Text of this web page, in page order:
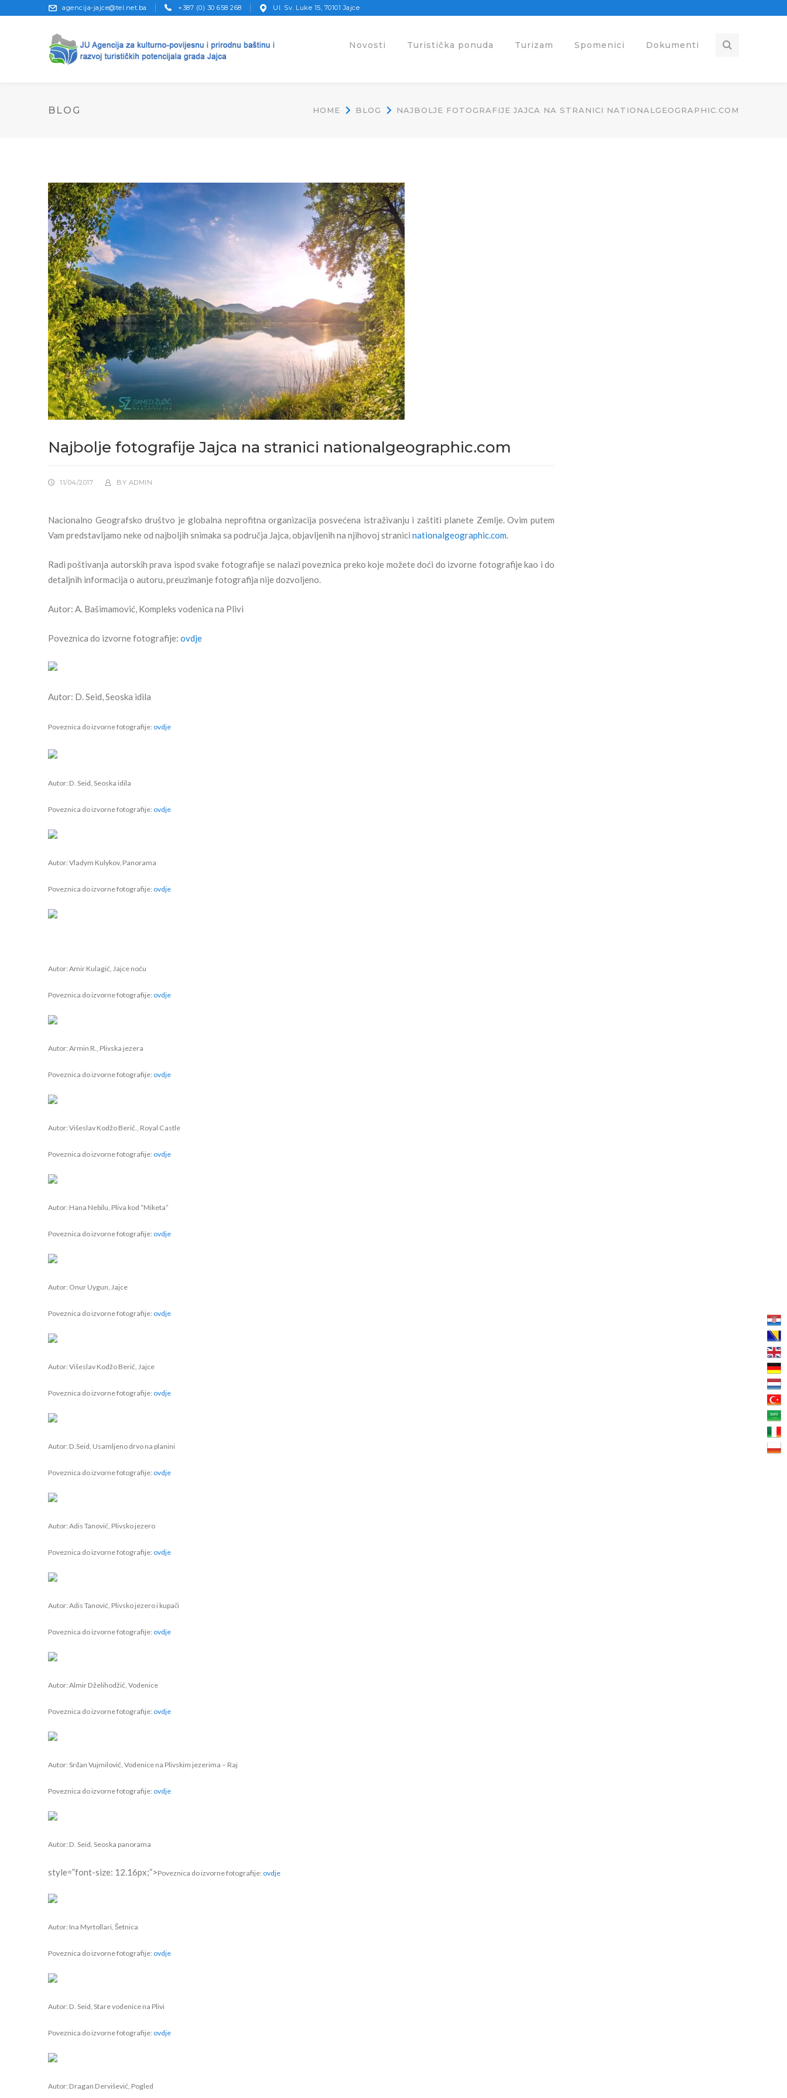
agencija-jajce@tel.net.ba +387 (0) 30 658 268 Ul. Sv. Luke 15, 70101 Jajce
Novosti Turistička ponuda Turizam Spomenici Dokumenti
BLOG HOME BLOG NAJBOLJE FOTOGRAFIJE JAJCA NA STRANICI NATIONALGEOGRAPHIC.COM
Najbolje fotografije Jajca na stranici nationalgeographic.com
11/04/2017 BY ADMIN
Nacionalno Geografsko društvo je globalna neprofitna organizacija posvećena istraživanju i zaštiti planete Zemlje. Ovim putem
Vam predstavljamo neke od najboljih snimaka sa područja Jajca, objavljenih na njihovoj stranici nationalgeographic.com.
Radi poštivanja autorskih prava ispod svake fotografije se nalazi poveznica preko koje možete doći do izvorne fotografije kao i do
detaljnih informacija o autoru, preuzimanje fotografija nije dozvoljeno.
Autor: A. Bašimamović, Kompleks vodenica na Plivi
Poveznica do izvorne fotografije: ovdje
Autor: D. Seid, Seoska idila
Poveznica do izvorne fotografije: ovdje
Autor: D. Seid, Seoska idila
Poveznica do izvorne fotografije: ovdje
Autor:Vladym Kulykov, Panorama
Poveznica do izvorne fotografije: ovdje
Autor: Amir Kulagić , Jajce noću
Poveznica do izvorne fotografije: ovdje
Autor: Armin R., Plivska jezera
Poveznica do izvorne fotografije: ovdje
Autor: Višeslav Kodžo Berić., Royal Castle
Poveznica do izvorne fotografije: ovdje
Autor: Hana Nebilu, Pliva kod “Miketa”
Poveznica do izvorne fotografije: ovdje
Autor: Onur Uygun, Jajce
Poveznica do izvorne fotografije: ovdje
Autor: Višeslav Kodžo Berić, Jajce
Poveznica do izvorne fotografije: ovdje
Autor: D.Seid, Usamljeno drvo na planini
Poveznica do izvorne fotografije: ovdje
Autor: Adis Tanović, Plivsko jezero
Poveznica do izvorne fotografije: ovdje
Autor: Adis Tanović, Plivsko jezero i kupači
Poveznica do izvorne fotografije: ovdje
Autor: Almir Dželihodžić, Vodenice
Poveznica do izvorne fotografije: ovdje
Autor: Srđan Vujmilović, Vodenice na Plivskim jezerima – Raj
Poveznica do izvorne fotografije: ovdje
Autor: D. Seid, Seoska panorama
style=”font-size: 12.16px;”>Poveznica do izvorne fotografije: ovdje
Autor: Ina Myrtollari, Šetnica
Poveznica do izvorne fotografije: ovdje
Autor: D. Seid, Stare vodenice na Plivi
Poveznica do izvorne fotografije: ovdje
Autor: Dragan Dervišević, Pogled